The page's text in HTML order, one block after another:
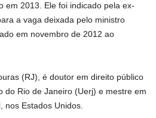
em 2013. Ele foi indicado pela ex-
a vaga deixada pelo ministro
em novembro de 2012 ao
(RJ), é doutor em direito público
do Rio de Janeiro (Uerj) e mestre em
nos Estados Unidos.